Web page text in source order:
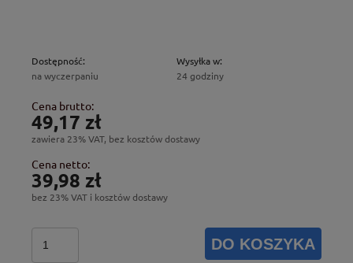
Dostępność:
na wyczerpaniu
Wysyłka w:
24 godziny
Cena brutto:
49,17 zł
zawiera 23% VAT, bez kosztów dostawy
Cena netto:
39,98 zł
bez 23% VAT i kosztów dostawy
DO KOSZYKA